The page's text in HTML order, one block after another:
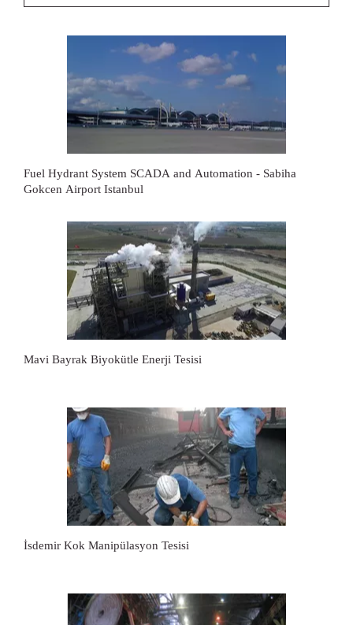
Fuel Hydrant System SCADA and Automation - Sabiha
Gokcen Airport Istanbul
Mavi Bayrak Biyokütle Enerji Tesisi
İsdemir Kok Manipülasyon Tesisi